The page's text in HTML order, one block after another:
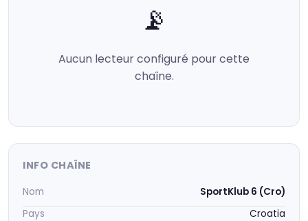
📡
Aucun lecteur configuré pour cette
chaîne.
INFO CHAÎNE
Nom
SportKlub 6 (Cro)
Pays
Croatia